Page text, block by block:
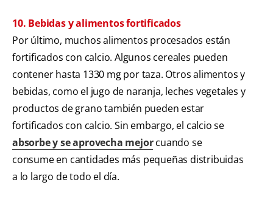
10. Bebidas y alimentos fortificados
Por último, muchos alimentos procesados están
fortificados con calcio. Algunos cereales pueden
contener hasta 1330 mg por taza. Otros alimentos y
bebidas, como el jugo de naranja, leches vegetales y
productos de grano también pueden estar
fortificados con calcio. Sin embargo, el calcio se
absorbe y se aprovecha mejorcuando se
consume en cantidades más pequeñas distribuidas
a lo largo de todo el día.